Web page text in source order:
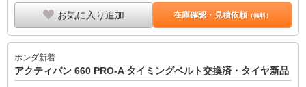
お気に入り追加 在庫確認・見積依頼（無料）
ホンダ新着
アクティバン 660 PRO-A タイミングベルト交換済・タイヤ新品